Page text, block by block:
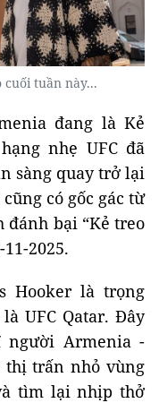
cuối tuần này...
đang là Kẻ
nhẹ UFC đã
sàng quay trở lại
có gốc gác từ
đánh bại “Kẻ treo
2025.
Hooker là trọng
UFC Qatar. Đây
Armenia -
trấn nhỏ vùng
tìm lại nhịp thở